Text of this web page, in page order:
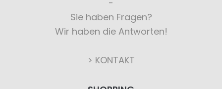
Sie haben Fragen?
Wir haben die Antworten!
> KONTAKT